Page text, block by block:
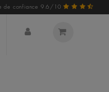
de confiance 9.6/10